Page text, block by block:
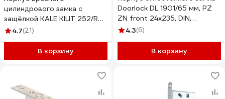
цилиндрового замка с
защёлкой KALE KILIT 252/R
w/b 1121
4.7(21)
В корзину
Doorlock DL 1901/65 мм, PZ
ZN front 24x235, DIN,
антипаника, симметричный
4.3(6)
В корзину